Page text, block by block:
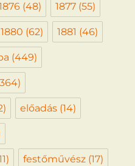
(48) 1877 (55)
1880 (62) 1881 (46)
(449)
előadás (14)
festőművész (17)